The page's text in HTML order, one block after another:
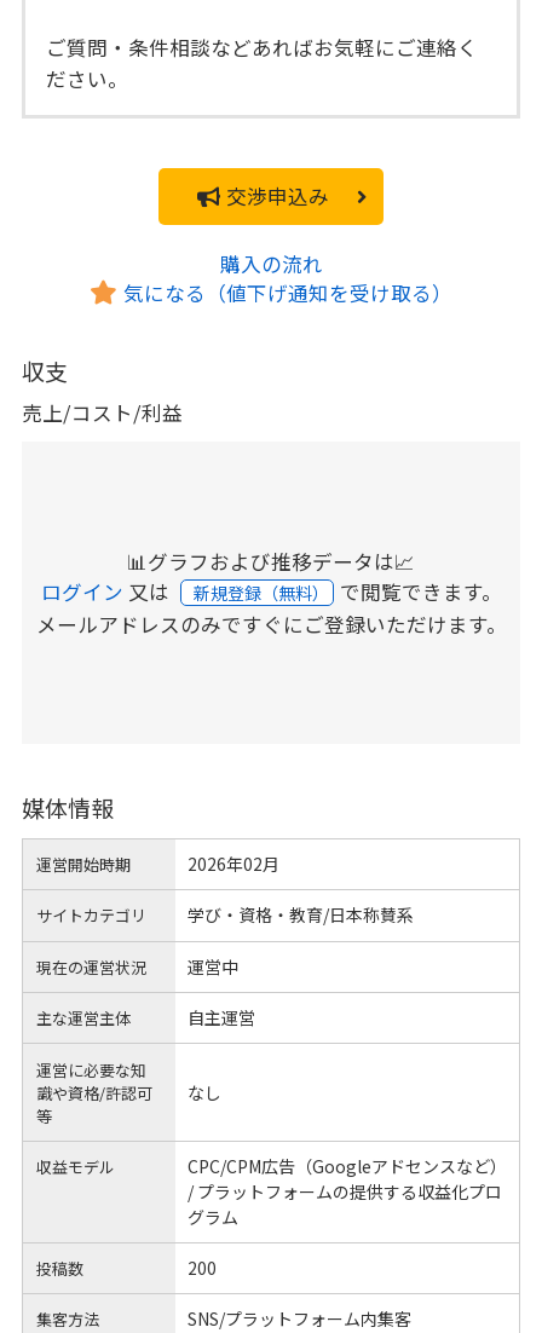
ご質問・条件相談などあればお気軽にご連絡く
ださい。
交渉申込み
購入の流れ
気になる（値下げ通知を受け取る）
収支
売上/コスト/利益
📊グラフおよび推移データは📈
ログイン 又は 新規登録（無料） で閲覧できます。
メールアドレスのみですぐにご登録いただけます。
媒体情報
運営開始時期 2026年02月
サイトカテゴリ 学び・資格・教育/日本称賛系
現在の運営状況 運営中
主な運営主体 自主運営
運営に必要な知
識や資格/許認可
等
なし
収益モデル
CPC/CPM広告（Googleアドセンスなど）
/ プラットフォームの提供する収益化プロ
グラム
投稿数 200
集客方法 SNS/プラットフォーム内集客